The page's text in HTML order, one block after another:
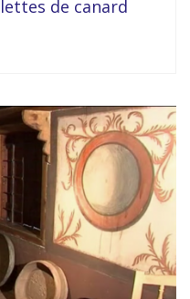
de canard